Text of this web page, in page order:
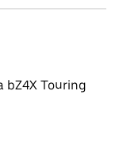
bZ4X Touring